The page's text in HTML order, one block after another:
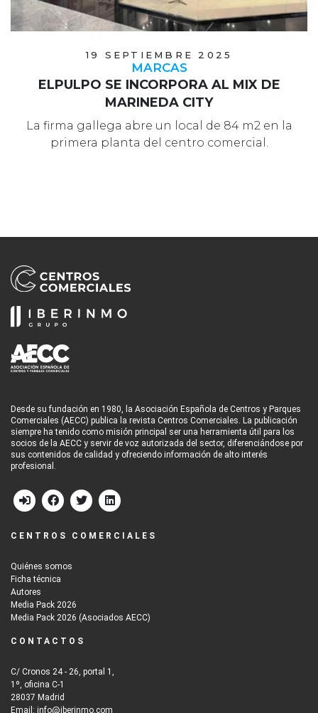
19 SEPTIEMBRE 2025
MARCAS
ELPULPO SE INCORPORA AL MIX DE
MARINEDA CITY
La firma gallega abre un local de 84 m2 en la
primera planta del centro comercial.
Desde su fundación en 1980, la Asociación Española de Centros y Parques
Comerciales (AECC) publica la revista Centros Comerciales. La publicación
siempre ha tenido como misión principal ser una herramienta útil para los
socios de la AECC y servir de voz autorizada del sector, diferenciándose por
sus contenidos de calidad y ofreciendo información de alto interés
profesional.
CENTROS COMERCIALES
Quiénes somos
Ficha técnica
Autores
Media Pack 2026
Media Pack 2026 (Asociados AECC)
CONTACTOS
C/ Cronos 24 - 26, portal 1,
1º, oficina C-1
28037 Madrid
Email: info@iberinmo.com